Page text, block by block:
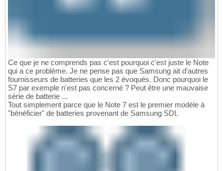
Ce que je ne comprends pas c'est pourquoi c'est juste le Note
qui a ce problème. Je ne pense pas que Samsung ait d'autres
fournisseurs de batteries que les 2 évoqués. Donc pourquoi le
S7 par exemple n'est pas concerné ? Peut être une mauvaise
série de batterie ...
Tout simplement parce que le Note 7 est le premier modèle à
"bénéficier" de batteries provenant de Samsung SDI.